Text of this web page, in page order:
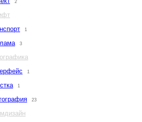
2
1
3
1
1
23